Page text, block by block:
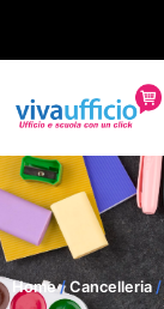
Home/ Cancelleria /